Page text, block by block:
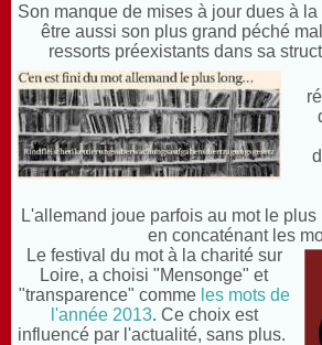
Son manque de mises à jour dues à
être aussi son plus grand péché
ressorts préexistants dans sa
L'allemand joue parfois au mot le
en concaténant les
Le festival du mot à la charité sur
Loire, a choisi "Mensonge" et
"transparence" comme les mots de
l'année 2013. Ce choix est
influencé par l'actualité, sans plus.